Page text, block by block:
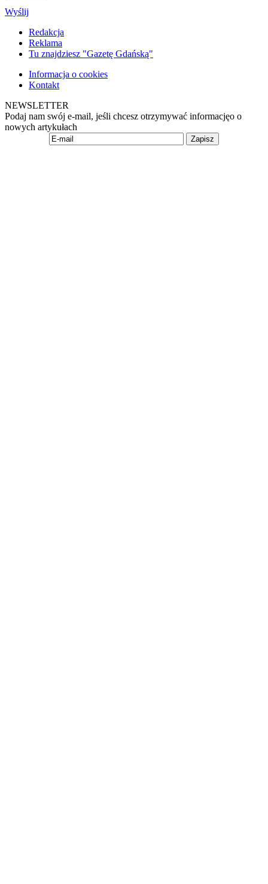
Wyślij
Redakcja
Reklama
Tu znajdziesz "Gazetę Gdańską"
Informacja o cookies
Kontakt
NEWSLETTER
Podaj nam swój e-mail, jeśli chcesz otrzymywać informacjęo o
nowych artykułach
Zapisz